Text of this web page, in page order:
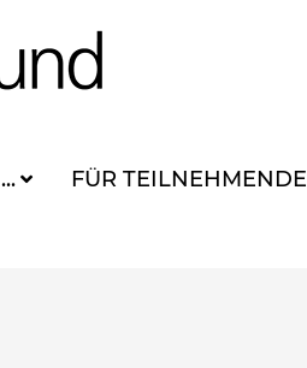
FÜR TEILNEHMENDE